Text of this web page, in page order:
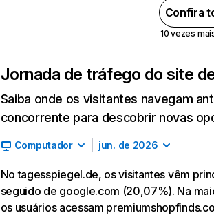
Confira
10 vezes
Jornada de tráfego do site
Saiba onde os visitantes navegam
concorrente para descobrir novas
Computador jun. de 2026
No tagesspiegel.de, os visitantes vêm
seguido de google.com (20,07%). Na
os usuários acessam